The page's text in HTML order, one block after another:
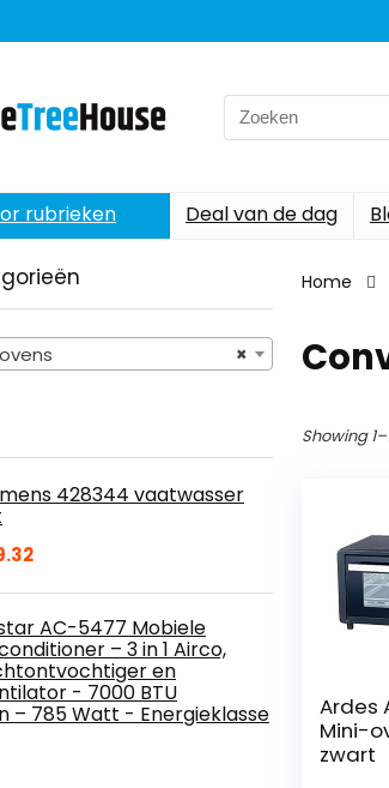
Search
for:
rubrieken Deal van de dag
×
428344 vaatwasser
AC-5477 Mobiele
– 3 in 1 Airco,
en
- 7000 BTU
– 785 Watt - Energieklasse
Home
Showing
Ardes
Mini-
zwart